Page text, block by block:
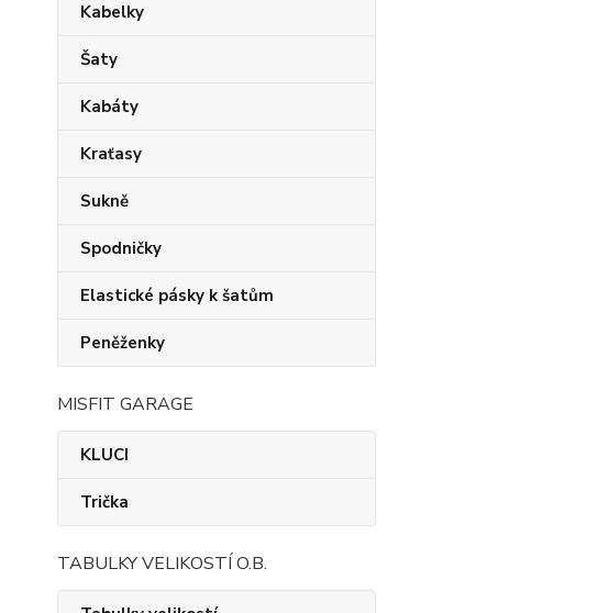
Kabelky
Šaty
Kabáty
Kraťasy
Sukně
Spodničky
Elastické pásky k šatům
Peněženky
MISFIT GARAGE
KLUCI
Trička
TABULKY VELIKOSTÍ O.B.